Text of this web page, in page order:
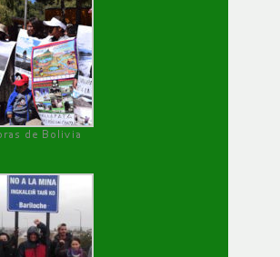
de Bolivia